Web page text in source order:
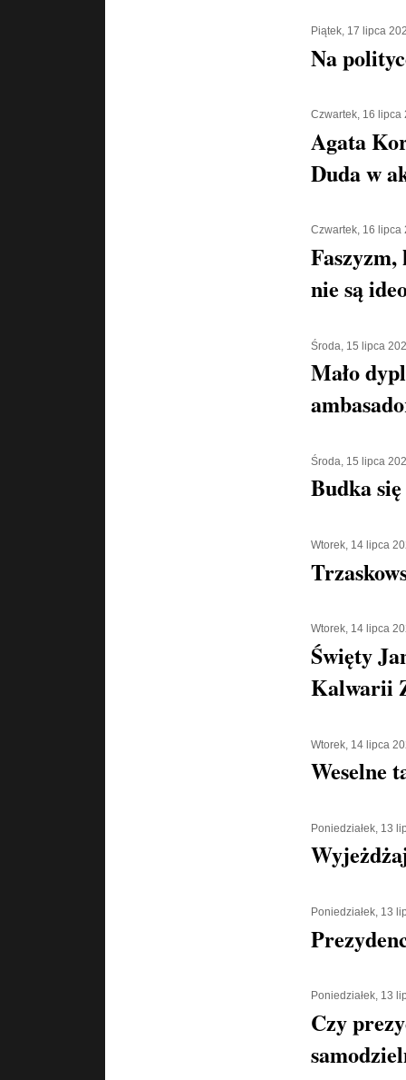
Piątek, 17 lipca
Na
Czwartek, 16 lipca
Agata
Duda w
Czwartek, 16 lipca
nie są
Środa, 15 lipca
Mało
Środa, 15 lipca
Budka
Wtorek, 14 lipca
Wtorek, 14 lipca
Święty
Kalwarii
Wtorek, 14 lipca
Weselne
Poniedziałek, 13
Poniedziałek, 13
Poniedziałek, 13
Czy